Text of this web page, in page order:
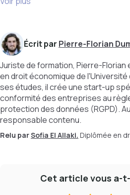
Écrit par Pierre-Florian
Juriste de formation, Pierre-Florian
en droit économique de l'Université
ses études, il crée une start-up
conformité des entreprises au
protection des données (RGPD).
responsable contenu.
Relu parSofia El Allaki. Diplômée en
Cet article vous a-